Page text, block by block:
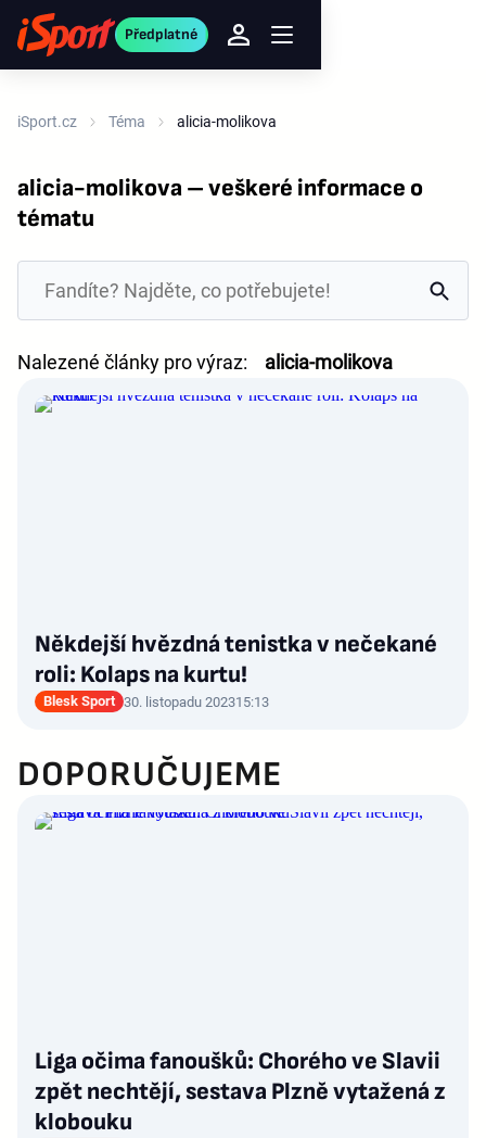
Předplatné
iSport.cz Téma alicia-molikova
alicia-molikova – veškeré informace o
tématu
Nalezené články pro výraz: alicia-molikova
Někdejší hvězdná tenistka v nečekané
roli: Kolaps na kurtu!
Blesk Sport 30. listopadu 202315:13
DOPORUČUJEME
Liga očima fanoušků: Chorého ve Slavii
zpět nechtějí, sestava Plzně vytažená z
klobouku